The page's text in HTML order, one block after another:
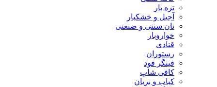
تره بار
آجیل و خشکبار
نان سنتی و صنعتی
خواروبار
قنادی
رستوران
فینگر فود
کافی شاپ
کباب و بریان